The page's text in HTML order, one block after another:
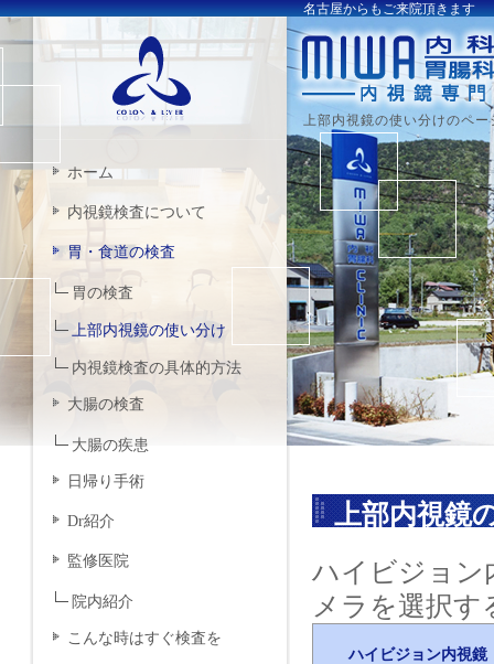
名古屋からもご来院頂きます
上部内視鏡の使い分けのペー
上部内視鏡
ハイビジョン
メラを選択
ハイビジョン内視鏡
ホーム
内視鏡検査について
胃・食道の検査
胃の検査
上部内視鏡の使い分け
内視鏡検査の具体的方法
大腸の検査
大腸の疾患
日帰り手術
Dr紹介
監修医院
院内紹介
こんな時はすぐ検査を